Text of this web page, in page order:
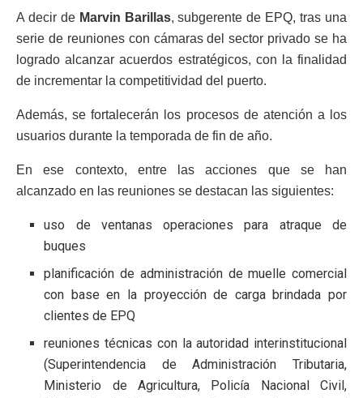
A decir de Marvin Barillas, subgerente de EPQ, tras una
serie de reuniones con cámaras del sector privado se ha
logrado alcanzar acuerdos estratégicos, con la finalidad
de incrementar la competitividad del puerto.
Además, se fortalecerán los procesos de atención a los
usuarios durante la temporada de fin de año.
En ese contexto, entre las acciones que se han
alcanzado en las reuniones se destacan las siguientes:
uso de ventanas operaciones para atraque de
buques
planificación de administración de muelle comercial
con base en la proyección de carga brindada por
clientes de EPQ
reuniones técnicas con la autoridad interinstitucional
(Superintendencia de Administración Tributaria,
Ministerio de Agricultura, Policía Nacional Civil,